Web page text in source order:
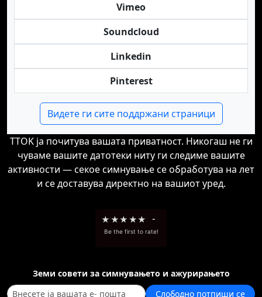
Vimeo
Soundcloud
Linkedin
Pinterest
Видете ги сите поддржани страници
TTOK ја почитува вашата приватност. Никогаш не ги
чуваме вашите датотеки ниту ги следиме вашите
активности — секое симнување се обработува на лет
и се доставува директно на вашиот уред.
★ ★★ ★★ -
Be the first to rate!
Земи совети за симнувањето и ажурирањето
Слободно потпиши се